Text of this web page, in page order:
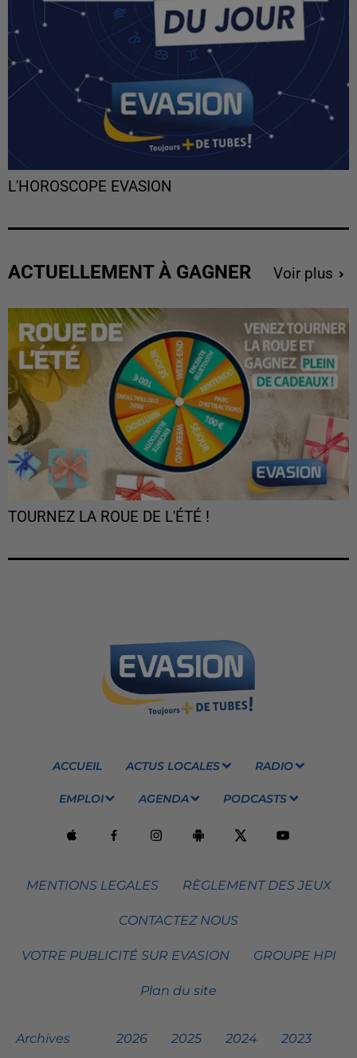
L'HOROSCOPE EVASION
ACTUELLEMENT À GAGNER Voir plus
TOURNEZ LA ROUE DE L'ÉTÉ !
ACCUEIL ACTUS LOCALES RADIO
EMPLOI AGENDA PODCASTS
MENTIONS LEGALES RÈGLEMENT DES JEUX
CONTACTEZ NOUS
VOTRE PUBLICITÉ SUR EVASION GROUPE HPI
Plan du site
Archives 2026 2025 2024 2023